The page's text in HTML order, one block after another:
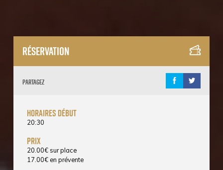
Réservation
Partagez
horaires début
20:30
prix
20.00€ sur place
17.00€ en prévente